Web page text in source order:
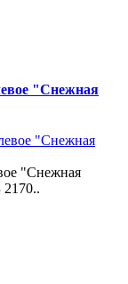
"Снежная
"Снежная